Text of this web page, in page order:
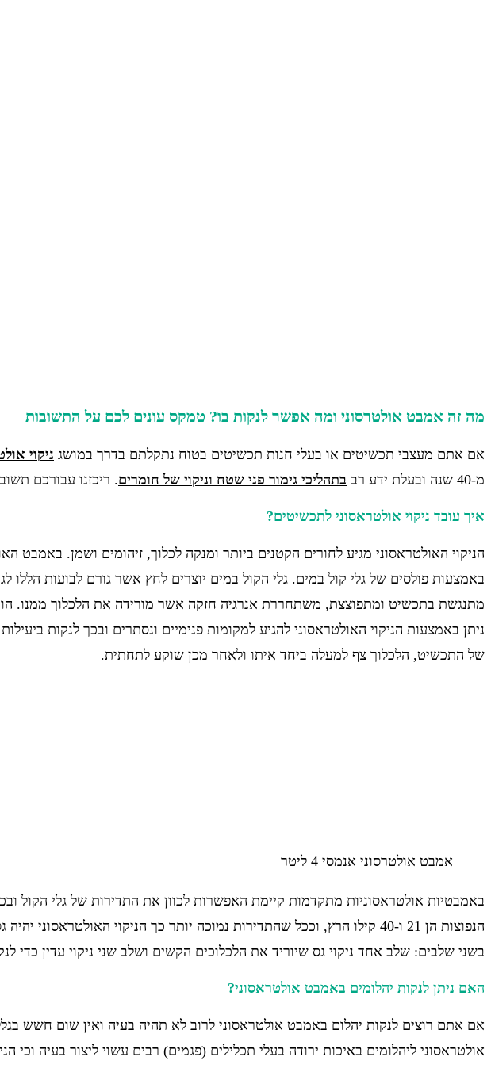
מה זה אמבט אולטרסוני ומה אפשר לנקות בו? טמקס עונים לכם על התשובות
אם אתם מעצבי תכשיטים או בעלי חנות תכשיטים בטוח נתקלתם בדרך במושג ניקוי
מ-40 שנה ובעלת ידע רב
בתהליכי גימור פני שטח וניקוי של חומרים. ריכזנו עבורכם
איך עובד ניקוי אולטראסוני לתכשיטים?
הניקוי האולטראסוני מגיע לחורים הקטנים ביותר ומנקה לכלוך, זיהומים ושמן. באמבט
באמצעות פולסים של גלי קול במים. גלי הקול במים יוצרים לחץ אשר גורם לבועות הללו
מתנגשת בתכשיט ומתפוצצת, משתחררת אנרגיה חזקה אשר מורידה את הלכלוך ממנו.
ניתן באמצעות הניקוי האולטראסוני להגיע למקומות פנימיים ונסתרים ובכך לנקות
של התכשיט, הלכלוך צף למעלה ביחד איתו ולאחר מכן שוקע לתחתית.
אמבט אולטרסוני אנמסי 4 ליטר
באמבטיות אולטראסוניות מתקדמות קיימת האפשרות לכוון את התדירות של גלי הקול
הנפוצות הן 21 ו-40 קילו הרץ, וככל שהתדירות נמוכה יותר כך הניקוי
בשני שלבים: שלב אחד ניקוי גס שיוריד את הלכלוכים הקשים ושלב שני ניקוי עדין כדי
האם ניתן לנקות יהלומים באמבט אולטראסוני?
אולטראסוני ליהלומים באיכות ירודה בעלי תכלילים (פגמים) רבים עשוי ליצור בעיה וכי